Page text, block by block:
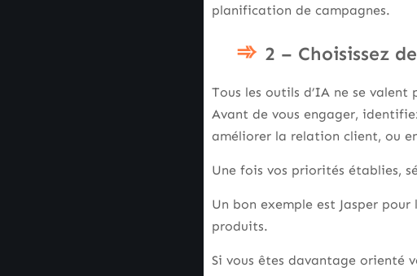
planification de campagnes.
2 – Choisissez
Tous les outils d’IA ne se
Avant de vous engager,
améliorer la relation client, ou
Une fois vos priorités établies,
Un bon exemple est Jasper
produits.
Si vous êtes davantage orienté